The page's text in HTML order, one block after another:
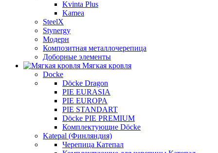
Kvinta Plus
Kamea
SteelX
Stynergy
Модерн
Композитная металлочерепица
Доборные элементы
Мягкая кровля
Docke
Döcke Dragon
PIE EURASIA
PIE EUROPA
PIE STANDART
Döcke PIE PREMIUM
Комплектующие Döcke
Katepal (Финляндия)
Черепица Катепал